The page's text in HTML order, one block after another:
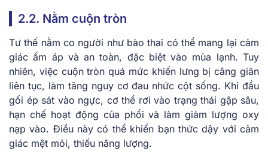
2.2. Nằm cuộn tròn
Tư thế nằm co người như bào thai có thể mang lại cảm
giác ấm áp và an toàn, đặc biệt vào mùa lạnh. Tuy
nhiên, việc cuộn tròn quá mức khiến lưng bị căng giãn
liên tục, làm tăng nguy cơ đau nhức cột sống. Khi đầu
gối ép sát vào ngực, cơ thể rơi vào trạng thái gập sâu,
hạn chế hoạt động của phổi và làm giảm lượng oxy
nạp vào. Điều này có thể khiến bạn thức dậy với cảm
giác mệt mỏi, thiếu năng lượng.